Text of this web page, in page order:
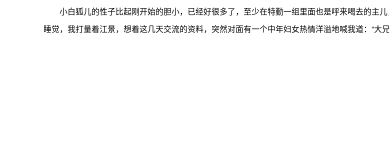
小白狐儿的性子比起刚开始的胆小，已经好很多了，至少在特勤一组里面也是呼来喝去的主
睡觉，我打量着江景，想着这几天交流的资料，突然对面有一个中年妇女热情洋溢地喊我道：“大